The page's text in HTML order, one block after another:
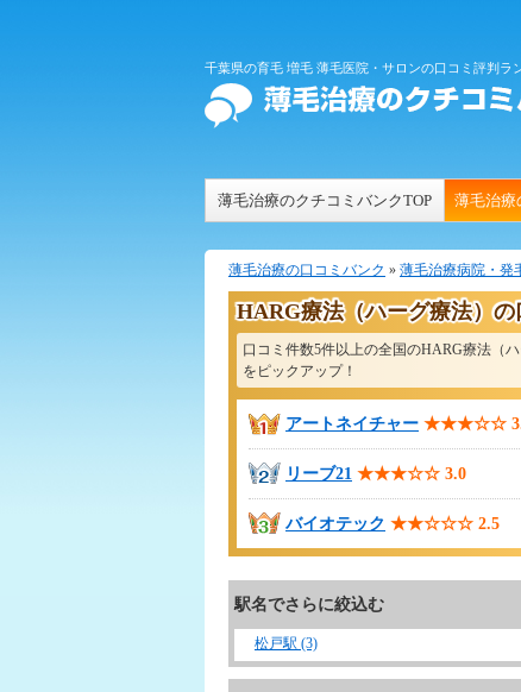
千葉県の育毛 増毛 薄毛医院・サロンの口コミ評判ラ
薄毛治療のクチコミバンクTOP 薄毛治療
薄毛治療の口コミバンク » 薄毛治療病院・発
HARG療法（ハーグ療法）
口コミ件数5件以上の全国のHARG療法（
をピックアップ！
アートネイチャー ★★★☆☆
リーブ21 ★★★☆☆ 3.0
バイオテック ★★☆☆☆ 2.5
駅名でさらに絞込む
松戸駅 (3)